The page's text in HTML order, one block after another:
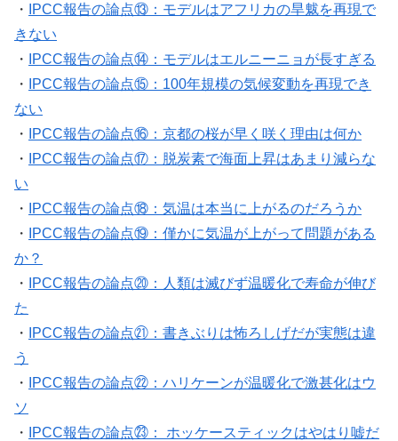
・
IPCC報告の論点⑬：モデルはアフリカの旱魃を再現で
きない
・
IPCC報告の論点⑭：モデルはエルニーニョが長すぎる
・
IPCC報告の論点⑮：100年規模の気候変動を再現でき
ない
・
IPCC報告の論点⑯：京都の桜が早く咲く理由は何か
・
IPCC報告の論点⑰：脱炭素で海面上昇はあまり減らな
い
・
IPCC報告の論点⑱：気温は本当に上がるのだろうか
・
IPCC報告の論点⑲：僅かに気温が上がって問題がある
か？
・
IPCC報告の論点⑳：人類は滅びず温暖化で寿命が伸び
た
・
IPCC報告の論点㉑：書きぶりは怖ろしげだが実態は違
う
・
IPCC報告の論点㉒：ハリケーンが温暖化で激甚化はウ
ソ
・
IPCC報告の論点㉓： ホッケースティックはやはり嘘だ